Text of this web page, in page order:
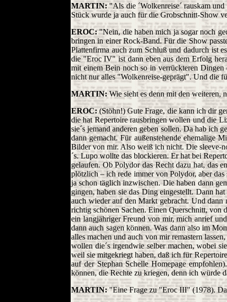
MARTIN:"Als die ´Wolkenreise´ rauskam
Stück wurde ja auch für die Grobschnitt-Show
EROC:"Nein, die haben mich ja sogar noch
bringen in einer Rock-Band. Für die Show
Plattenfirma auch zum Schluß und dadurch ist
die "Eroc IV" ist dann eben aus dem Erfolg
mit einem Bein noch so in verrückteren
nicht nur alles "Wolkenreise-geprägt". Und die
MARTIN:Wie sieht es denn mit den weiteren,
EROC:(Stöhn!) Gute Frage, die kann ich dir
die hat Repertoire rausbringen wollen und die
sie´s jemand anderen geben sollen. Da hab ich
dann gemacht. Für außenstehende ehemalige
Bilder von mir. Also weiß ich nicht. Die sleeve-
´s. Lupo wollte das blockieren. Er hat bei
gelaufen. Ob Polydor das Recht dazu hat, das
plötzlich – ich rede immer von Polydor, aber
ja schon täglich inzwischen. Die haben dann
gingen, haben sie das Ding eingestellt. Dann
auch wieder auf den Markt gebracht. Und
richtig schönen Sachen. Einen Querschnitt, von
ein langjähriger Freund von mir, mich anrief
dann auch sagen können. Was dann also im
alles machen und auch von mir remastern
wollen die´s irgendwie selber machen, wobei
weil sie mitgekriegt haben, daß ich für
auf der Stephan Schelle Homepage
können, die Rechte zu kriegen, denn ich würde
MARTIN:"Eine Frage zu "Eroc III" (1978).